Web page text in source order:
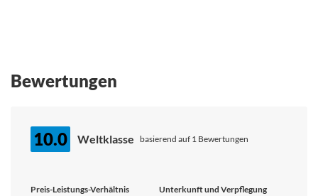
Bewertungen
10.0 Weltklasse basierend auf 1 Bewertungen
Preis-Leistungs-Verhältnis Unterkunft und Verpflegung